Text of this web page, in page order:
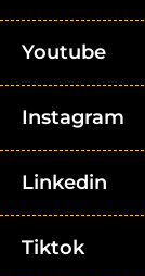
Youtube
Instagram
Linkedin
Tiktok